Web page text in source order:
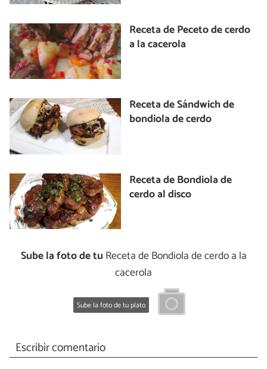
Receta de Peceto de cerdo
a la cacerola
Receta de Sándwich de
bondiola de cerdo
Receta de Bondiola de
cerdo al disco
Sube la foto de tu Receta de Bondiola de cerdo a la
cacerola
Sube la foto de tu plato
Escribir comentario